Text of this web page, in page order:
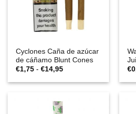
Cyclones Caña de azúcar
de cáñamo Blunt Cones
€1,75 - €14,95Rango
precios:
€